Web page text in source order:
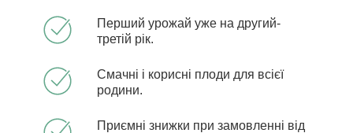
Перший урожай уже на другий-
третій рік.
Смачні і корисні плоди для всієї
родини.
Приємні знижки при замовленні від